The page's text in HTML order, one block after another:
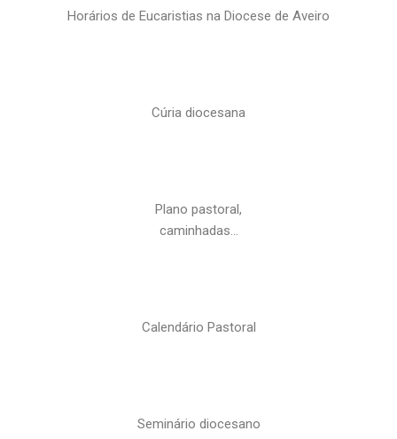
Horários de Eucaristias na Diocese de Aveiro
Cúria diocesana
Plano pastoral,
caminhadas…
Calendário Pastoral
Seminário diocesano